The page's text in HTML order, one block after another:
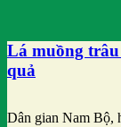
Lá muồng
quả
Dân gian Nam Bộ,